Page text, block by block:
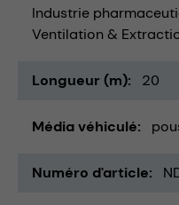
Industrie
Ventilation &
Longueur (m) 20
Média véhiculé
Numéro d'article